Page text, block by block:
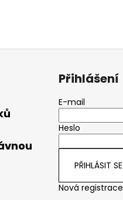
Přihlášení
E-mail
Heslo
PŘIHLÁSIT SE
Nová registrace